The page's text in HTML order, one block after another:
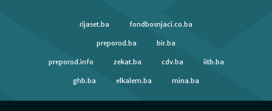
rijaset.ba fondbosnjaci.co.ba
preporod.ba bir.ba
preporod.info zekat.ba cdv.ba iitb.ba
ghb.ba elkalem.ba mina.ba